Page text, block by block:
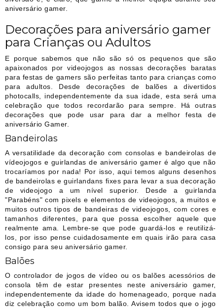
aniversário gamer.
Decorações para aniversário gamer
para Crianças ou Adultos
E porque sabemos que não são só os pequenos que são
apaixonados por videojogos as nossas decorações baratas
para festas de gamers são perfeitas tanto para crianças como
para adultos. Desde decorações de balões a divertidos
photocalls, independentemente da sua idade, esta será uma
celebração que todos recordarão para sempre. Há outras
decorações que pode usar para dar a melhor festa de
aniversário Gamer.
Bandeirolas
A versatilidade da decoração com consolas e bandeirolas de
vídeojogos e guirlandas de aniversário gamer é algo que não
trocaríamos por nada! Por isso, aqui temos alguns desenhos
de bandeirolas e guirlandans fixes para levar a sua decoração
de videojogo a um nível superior. Desde a guirlanda
"Parabéns" com pixels e elementos de videojogos, a muitos e
muitos outros tipos de bandeiras de videojogos, com cores e
tamanhos diferentes, para que possa escolher aquele que
realmente ama. Lembre-se que pode guardá-los e reutilizá-
los, por isso pense cuidadosamente em quais irão para casa
consigo para seu aniversário gamer.
Balões
O controlador de jogos de vídeo ou os balões acessórios de
consola têm de estar presentes neste aniversário gamer,
independentemente da idade do homenageado, porque nada
diz celebração como um bom balão. Avisem todos que o jogo